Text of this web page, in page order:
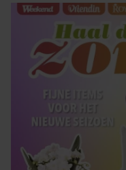
gebruiken.